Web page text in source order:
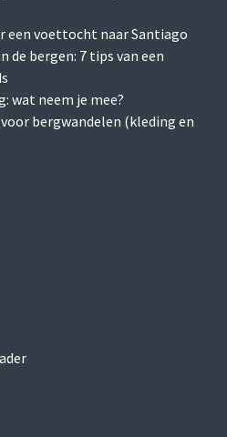
een voettocht naar Santiago
bergen: 7 tips van een
wat neem je mee?
bergwandelen (kleding en